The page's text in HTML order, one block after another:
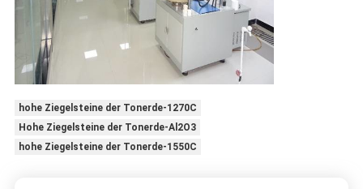
hohe Ziegelsteine der Tonerde-1270C
Hohe Ziegelsteine der Tonerde-Al2O3
hohe Ziegelsteine der Tonerde-1550C